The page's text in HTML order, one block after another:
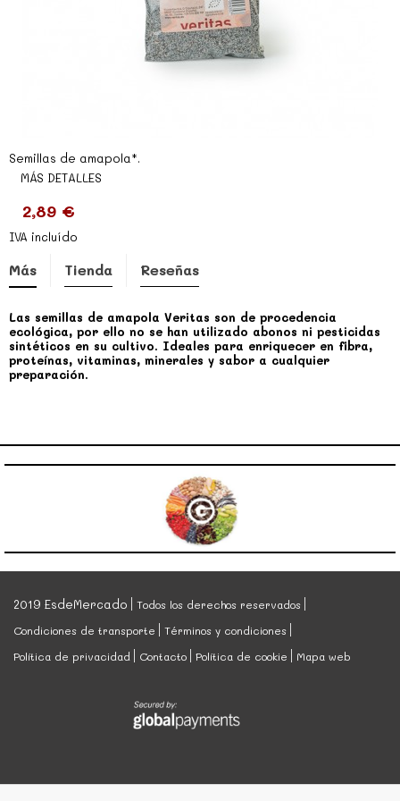
Semillas de amapola*.
MÁS DETALLES
2,89 €
IVA incluído
Más Tienda Reseñas
Las semillas de amapola Veritas son de procedencia
ecológica, por ello no se han utilizado abonos ni pesticidas
sintéticos en su cultivo. Ideales para enriquecer en fibra,
proteínas, vitaminas, minerales y sabor a cualquier
preparación.
2019 EsdeMercado
Todos los derechos reservados
Condiciones de transporte
Términos y condiciones
Política de privacidad
Contacto Política de cookie Mapa web